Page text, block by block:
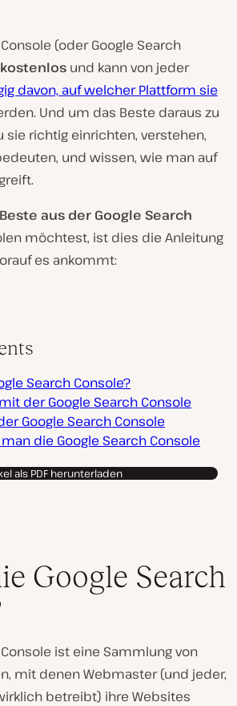
(oder Google Search
und kann von jeder
davon, auf welcher Plattform sie
Und um das Beste daraus zu
richtig einrichten, verstehen,
und wissen, wie man auf
aus der Google Search
möchtest, ist dies die Anleitung
es ankommt:
Search Console?
der Google Search Console
Google Search Console
die Google Search Console
als PDF herunterladen
Google Search
ist eine Sammlung von
mit denen Webmaster (und jeder,
betreibt) ihre Websites